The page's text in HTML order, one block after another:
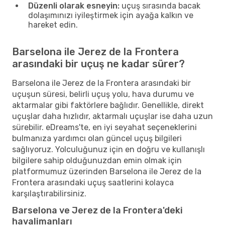
Düzenli olarak esneyin: uçuş sırasında bacak
dolaşımınızı iyileştirmek için ayağa kalkın ve
hareket edin.
Barselona ile Jerez de la Frontera
arasındaki bir uçuş ne kadar sürer?
Barselona ile Jerez de la Frontera arasındaki bir
uçuşun süresi, belirli uçuş yolu, hava durumu ve
aktarmalar gibi faktörlere bağlıdır. Genellikle, direkt
uçuşlar daha hızlıdır, aktarmalı uçuşlar ise daha uzun
sürebilir. eDreams'te, en iyi seyahat seçeneklerini
bulmanıza yardımcı olan güncel uçuş bilgileri
sağlıyoruz. Yolculuğunuz için en doğru ve kullanışlı
bilgilere sahip olduğunuzdan emin olmak için
platformumuz üzerinden Barselona ile Jerez de la
Frontera arasındaki uçuş saatlerini kolayca
karşılaştırabilirsiniz.
Barselona ve Jerez de la Frontera'deki
havalimanları